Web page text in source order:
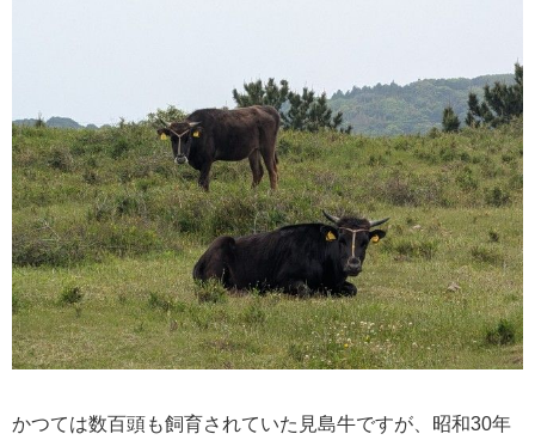
かつては数百頭も飼育されていた見島牛ですが、昭和30年